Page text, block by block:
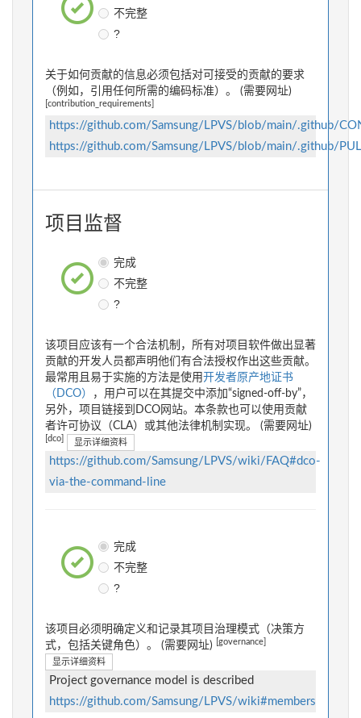
不完整
?
关于如何贡献的信息必须包括对可接受的贡献的要求
（例如，引用任何所需的编码标准）。 (需要网址)
[contribution_requirements]
https://github.com/Samsung/LPVS/blob/main/.github/
https://github.com/Samsung/LPVS/blob/main/.github/
项目监督
完成
不完整
?
该项目应该有一个合法机制，所有对项目软件做出显著
贡献的开发人员都声明他们有合法授权作出这些贡献。
最常用且易于实施的方法是使用开发者原产地证书
（DCO）
，用户可以在其提交中添加“signed-off-by”，
另外，项目链接到DCO网站。本条款也可以使用贡献
者许可协议（CLA）或其他法律机制实现。 (需要网址)
[dco] 显示详细资料
https://github.com/Samsung/LPVS/wiki/FAQ#dco-
via-the-command-line
完成
不完整
?
该项目必须明确定义和记录其项目治理模式（决策方
式，包括关键角色）。 (需要网址)
[governance]
显示详细资料
Project governance model is described
https://github.com/Samsung/LPVS/wiki#members